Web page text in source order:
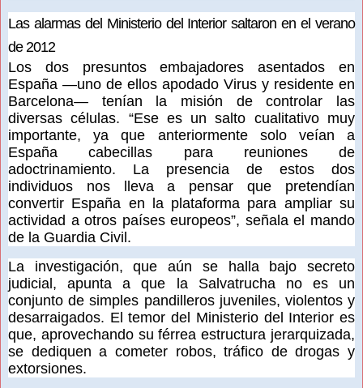
Las alarmas del Ministerio del Interior saltaron en el verano
de 2012
Los dos presuntos embajadores asentados en
España —uno de ellos apodado Virus y residente en
Barcelona— tenían la misión de controlar las
diversas células. “Ese es un salto cualitativo muy
importante, ya que anteriormente solo veían a
España cabecillas para reuniones de
adoctrinamiento. La presencia de estos dos
individuos nos lleva a pensar que pretendían
convertir España en la plataforma para ampliar su
actividad a otros países europeos”, señala el mando
de la Guardia Civil.
La investigación, que aún se halla bajo secreto
judicial, apunta a que la Salvatrucha no es un
conjunto de simples pandilleros juveniles, violentos y
desarraigados. El temor del Ministerio del Interior es
que, aprovechando su férrea estructura jerarquizada,
se dediquen a cometer robos, tráfico de drogas y
extorsiones.